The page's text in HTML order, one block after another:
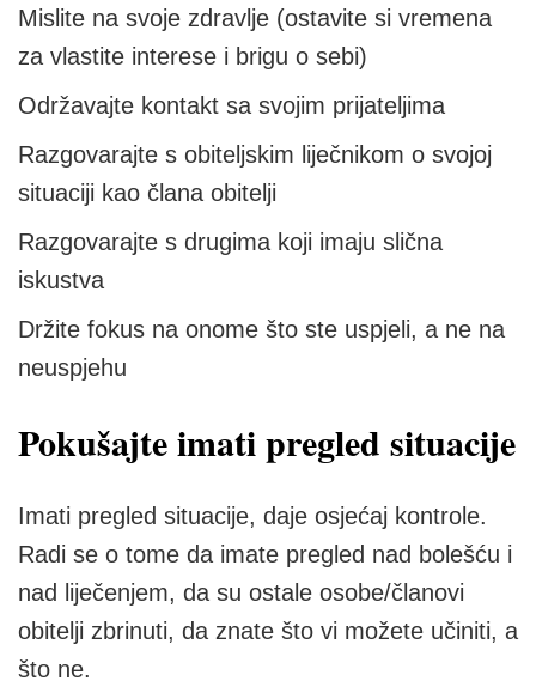
Mislite na svoje zdravlje (ostavite si vremena
za vlastite interese i brigu o sebi)
Održavajte kontakt sa svojim prijateljima
Razgovarajte s obiteljskim liječnikom o svojoj
situaciji kao člana obitelji
Razgovarajte s drugima koji imaju slična
iskustva
Držite fokus na onome što ste uspjeli, a ne na
neuspjehu
Pokušajte imati pregled situacije
Imati pregled situacije, daje osjećaj kontrole.
Radi se o tome da imate pregled nad bolešću i
nad liječenjem, da su ostale osobe/članovi
obitelji zbrinuti, da znate što vi možete učiniti, a
što ne.